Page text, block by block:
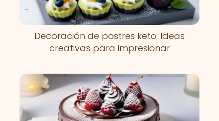
Decoración de postres keto: Ideas
creativas para impresionar